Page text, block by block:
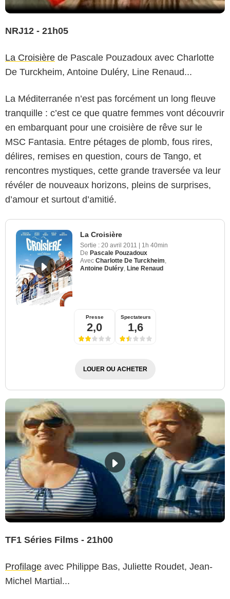
NRJ12 - 21h05
La Croisière de Pascale Pouzadoux avec Charlotte
De Turckheim, Antoine Duléry, Line Renaud...
La Méditerranée n’est pas forcément un long fleuve
tranquille : c’est ce que quatre femmes vont découvrir
en embarquant pour une croisière de rêve sur le
MSC Fantasia. Entre pétages de plomb, fous rires,
délires, remises en question, cours de Tango, et
rencontres mystiques, cette grande traversée va leur
révéler de nouveaux horizons, pleins de surprises,
d’amour et surtout d’amitié.
La Croisière
Sortie : 20 avril 2011
1h 40min
De Pascale Pouzadoux
Avec Charlotte De Turckheim,
Antoine Duléry, Line Renaud
Presse
2,0
Spectateurs
1,6
LOUER OU ACHETER
TF1 Séries Films - 21h00
Profilage avec Philippe Bas, Juliette Roudet, Jean-
Michel Martial...